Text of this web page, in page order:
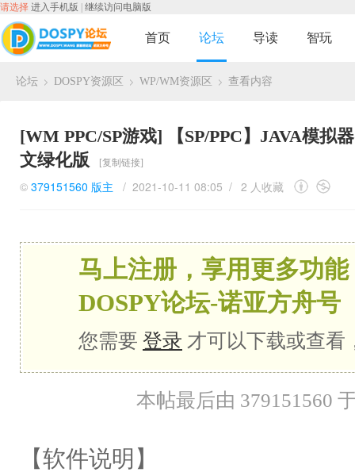
请选择 进入手机版 继续访问电脑版
首页 论坛 导读 智玩
论坛 DOSPY资源区 WP/WM资源区 查看内容
[WM PPC/SP游戏]
【SP/PPC】JAVA模拟
文绿化版
[复制链接]
© 379151560 版主 / 2021-10-11 08:05 / 2 人收藏
马上注册，享用更多功
DOSPY论坛-诺亚方舟号
您需要 登录 才可以下载或查看
本帖最后由 379151560
【软件说明】